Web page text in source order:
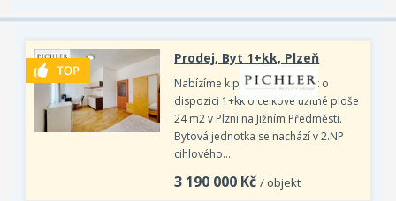
Prodej, Byt 1+kk, Plzeň
Nabízíme k prodeji hezký byt o
dispozici 1+kk o celkové užitné ploše
24 m2 v Plzni na Jižním Předměstí.
Bytová jednotka se nachází v 2.NP
cihlového…
3 190 000 Kč / objekt